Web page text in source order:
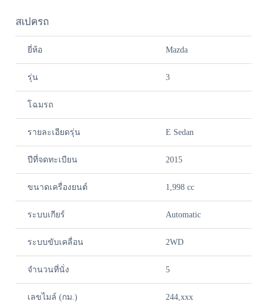
สเปครถ
ยี่ห้อ Mazda
รุ่น 3
โฉมรถ
รายละเอียดรุ่น E Sedan
ปีที่จดทะเบียน 2015
ขนาดเครื่องยนต์ 1,998 cc
ระบบเกียร์ Automatic
ระบบขับเคลื่อน 2WD
จำนวนที่นั่ง 5
เลขไมล์ (กม.) 244,xxx